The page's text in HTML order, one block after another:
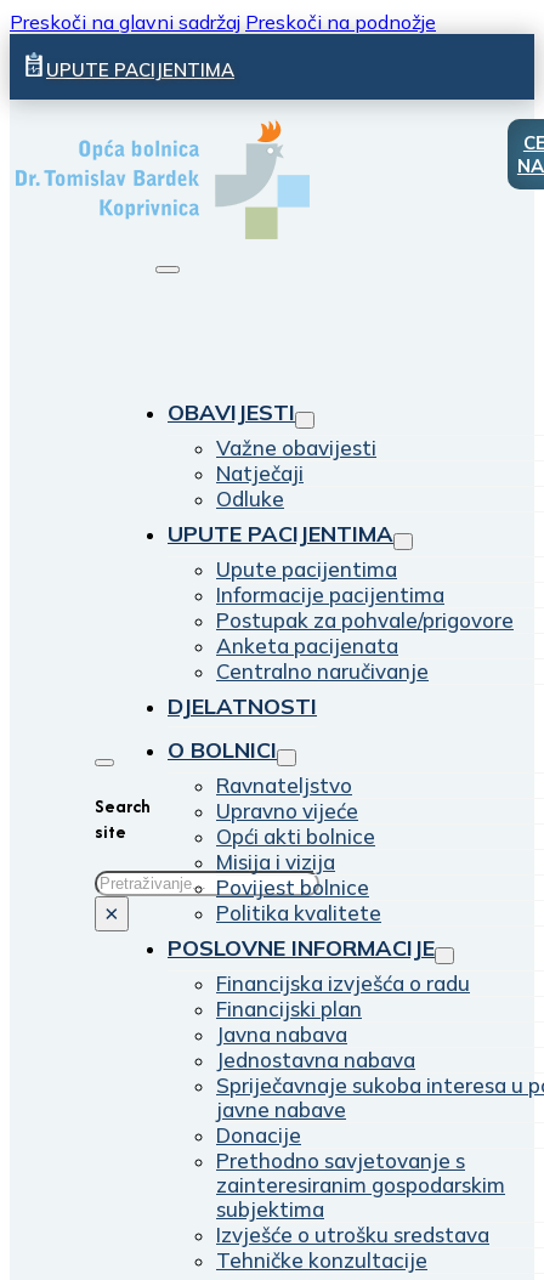
Preskoči na glavni sadržaj Preskoči na podnožje
UPUTE PACIJENTIMA
Search
site
Traži
×
OBAVIJESTI
Važne obavijesti
Natječaji
Odluke
UPUTE PACIJENTIMA
Upute pacijentima
Informacije pacijentima
Postupak za pohvale/prigovore
Anketa pacijenata
Centralno naručivanje
DJELATNOSTI
O BOLNICI
Ravnateljstvo
Upravno vijeće
Opći akti bolnice
Misija i vizija
Povijest bolnice
Politika kvalitete
POSLOVNE INFORMACIJE
Financijska izvješća o radu
Financijski plan
Javna nabava
Jednostavna nabava
Spriječavnaje sukoba interesa u
javne nabave
Donacije
Prethodno savjetovanje s
zainteresiranim gospodarskim
subjektima
Izvješće o utrošku sredstava
Tehničke konzultacije